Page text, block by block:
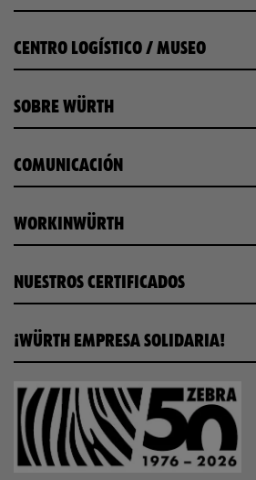
CENTRO LOGÍSTICO / MUSEO
SOBRE WÜRTH
COMUNICACIÓN
WORKINWÜRTH
NUESTROS CERTIFICADOS
¡WÜRTH EMPRESA SOLIDARIA!